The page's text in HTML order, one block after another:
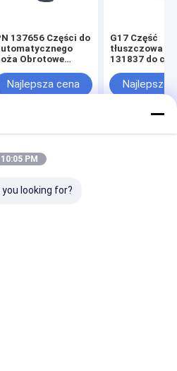
137656 Części do
Obrotowe
Q80
Najlepsza cena
G17 Część
tłuszczowa nr
131837 do
maszyn do
Najlepsza
się z nami
Desktop Site
prywatności
All Rights Reserved.
10:05 PM
looking for?